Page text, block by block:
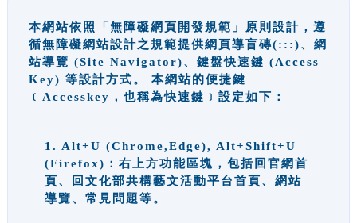
本網站依照「無障礙網頁開發規範」原則設計，遵
循無障礙網站設計之規範提供網頁導盲磚(:::)、網
站導覽 (Site Navigator)、鍵盤快速鍵 (Access
Key) 等設計方式。 本網站的便捷鍵
﹝Accesskey，也稱為快速鍵﹞設定如下：
1. Alt+U (Chrome,Edge), Alt+Shift+U
(Firefox)：右上方功能區塊，包括回官網首
頁、回文化部共構藝文活動平台首頁、網站
導覽、常見問題等。